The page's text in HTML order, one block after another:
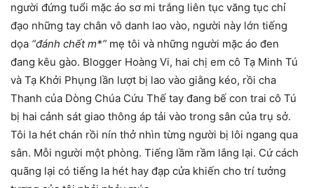
người đứng tuổi mặc áo sơ mi trắng liên tục văng tục chỉ
đạo những tay chân vô danh lao vào, người này lớn tiếng
dọa “đánh chết m*” mẹ tôi và những người mặc áo đen
đang kêu gào. Blogger Hoàng Vi, hai chị em cô Tạ Minh Tú
và Tạ Khởi Phụng lần lượt bị lao vào giằng kéo, rồi cha
Thanh của Dòng Chúa Cứu Thế tay đang bế con trai cô Tú
bị hai cảnh sát giao thông áp tải vào trong sân của trụ sở.
Tôi la hét chán rồi nín thở nhìn từng người bị lôi ngang qua
sân. Mỗi người một phòng. Tiếng lầm rầm lắng lại. Cứ cách
quãng lại có tiếng la hét hay đạp cửa khiến cho trí tưởng